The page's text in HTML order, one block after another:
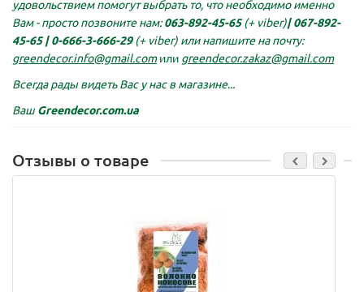
удовольствием помогут выбрать то, что необходимо именно
Вам - просто позвоните нам:063-892-45-65(+ viber)|067-892-
45-65 | 0-666-3-666-29(+ viber) или напишите на почту:
greendecor.info@gmail.com или greendecor.zakaz@gmail.com
Всегда рады видеть Вас у нас в магазине...
Ваш Greendecor.com.ua
Отзывы о товаре